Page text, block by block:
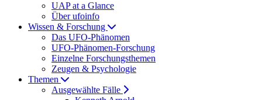
UAP at a Glance
Über ufoinfo
Wissen & Forschung
Das UFO-Phänomen
UFO-Phänomen-Forschung
Einzelne Forschungsthemen
Zeugen & Psychologie
Themen
Ausgewählte Fälle